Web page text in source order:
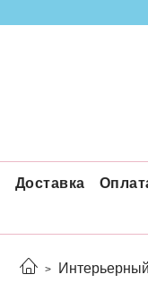
Доставка